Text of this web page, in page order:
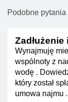
Podobne pytania
Zadłużenie
Wynajmuję
wspólnoty z
wodę .
który został
umowa najmu